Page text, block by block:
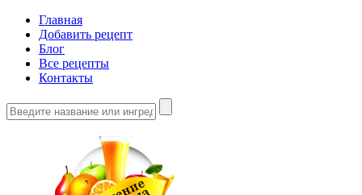
Главная
Добавить рецепт
Блог
Все рецепты
Контакты